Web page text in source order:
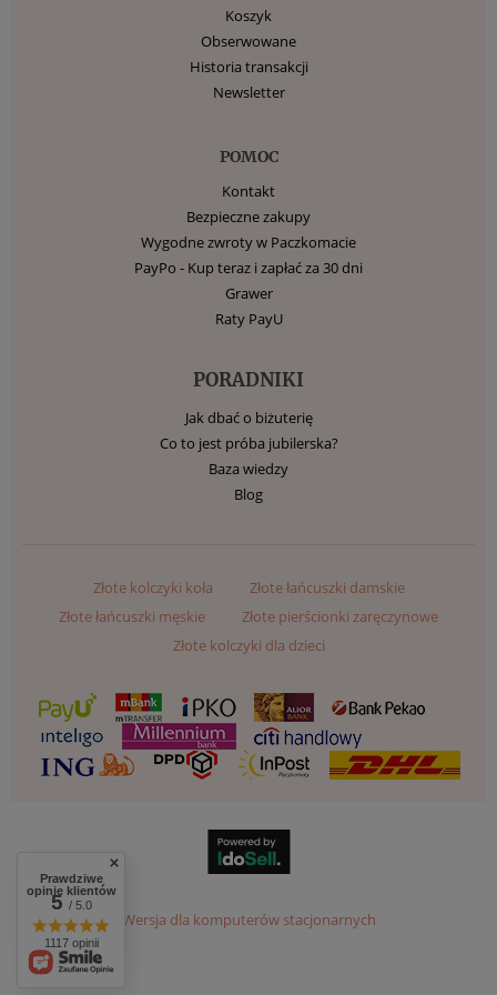
Koszyk
Obserwowane
Historia transakcji
Newsletter
POMOC
Kontakt
Bezpieczne zakupy
Wygodne zwroty w Paczkomacie
PayPo - Kup teraz i zapłać za 30 dni
Grawer
Raty PayU
PORADNIKI
Jak dbać o biżuterię
Co to jest próba jubilerska?
Baza wiedzy
Blog
Złote kolczyki koła
Złote łańcuszki damskie
Złote łańcuszki męskie
Złote pierścionki zaręczynowe
Złote kolczyki dla dzieci
Wersja dla komputerów stacjonarnych
Prawdziwe
opinie klientów
5/ 5.0
1117 opinii